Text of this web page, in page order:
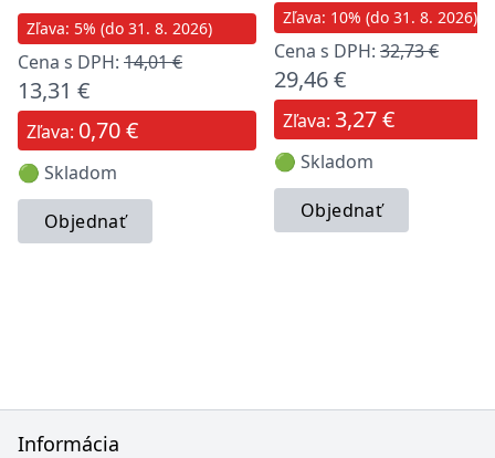
Zľava: 5% (do 31. 8. 2026)
Cena s DPH: 14,01 €
13,31 €
Zľava: 0,70 €
🟢 Skladom
Objednať
Zľava: 10% (do 31. 8. 2026)
Cena s DPH: 32,73 €
29,46 €
Zľava: 3,27 €
🟢 Skladom
Objednať
Informácia